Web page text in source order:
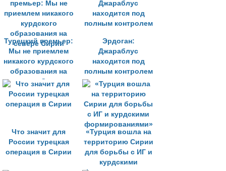
Турецкий премьер:
Мы не приемлем
никакого курдского
образования на
севере Сирии
Эрдоган:
Джараблус
находится под
полным контролем
Что значит для
России турецкая
операция в Сирии
«Турция вошла на
территорию Сирии
для борьбы с ИГ и
курдскими